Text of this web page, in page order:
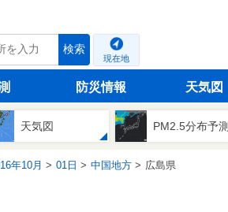
検索
現在地
防災情報 天気図
天気図 PM2.5分布予測
年10月 01日 中国地方 広島県